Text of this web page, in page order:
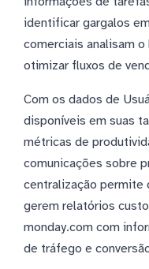
identificar gargalos
comerciais analisam
otimizar fluxos de
Com os dados de
disponíveis em suas
métricas de
comunicações sobre
centralização permite
gerem relatórios
monday.com com
de tráfego e